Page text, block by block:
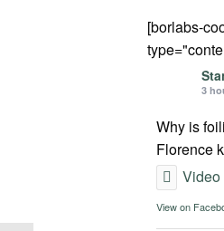
[borlabs-
3
Why is
Florence
Video
View on